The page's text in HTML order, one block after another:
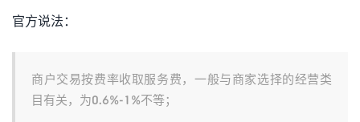
官方说法：
商户交易按费率收取服务费，一般与商家选择的经营类
目有关，为0.6%-1%不等；